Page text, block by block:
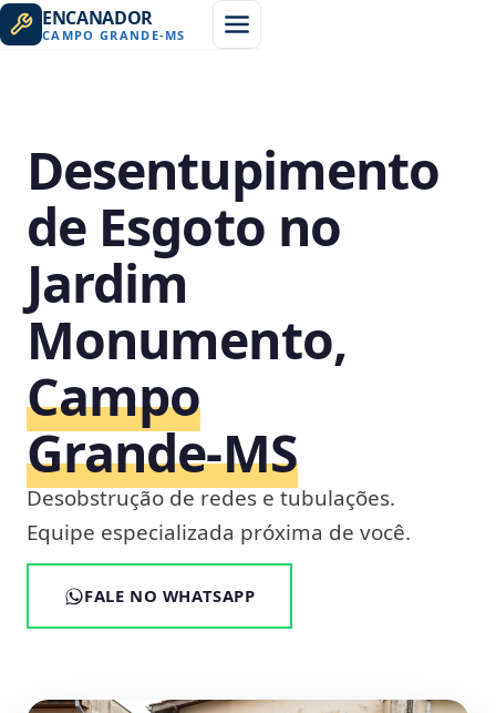
ENCANADOR
CAMPO GRANDE-MS
Desentupimento
de Esgoto no
Jardim
Monumento,
Campo
Grande‑MS
Desobstrução de redes e tubulações.
Equipe especializada próxima de você.
FALE NO WHATSAPP